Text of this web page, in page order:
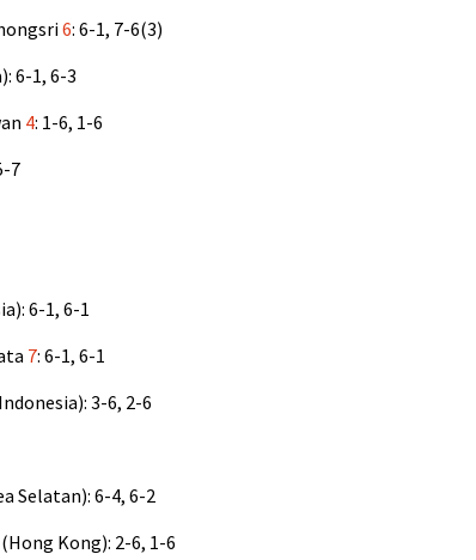
6: 6-1, 7-6(3)
6-1, 6-3
4: 1-6, 1-6
7
6-1, 6-1
7: 6-1, 6-1
3-6, 2-6
Selatan): 6-4, 6-2
Kong): 2-6, 1-6